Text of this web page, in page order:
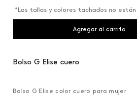
*Las tallas y colores tachados no están
Agregar al carrito
Bolso G Elise cuero
Bolso G Elise color cuero para mujer